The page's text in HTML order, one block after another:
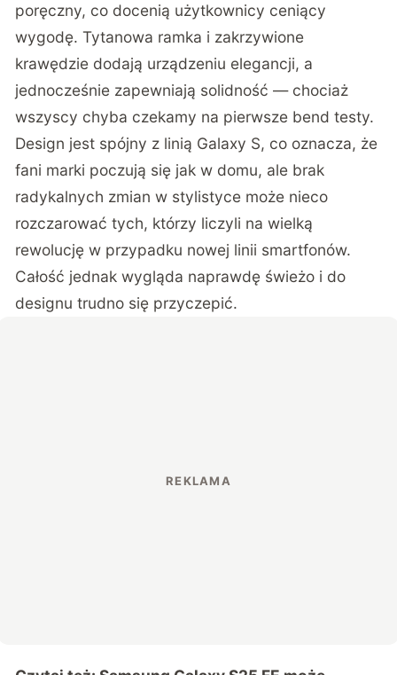
poręczny, co docenią użytkownicy ceniący
wygodę. Tytanowa ramka i zakrzywione
krawędzie dodają urządzeniu elegancji, a
jednocześnie zapewniają solidność — chociaż
wszyscy chyba czekamy na pierwsze bend testy.
Design jest spójny z linią Galaxy S, co oznacza, że
fani marki poczują się jak w domu, ale brak
radykalnych zmian w stylistyce może nieco
rozczarować tych, którzy liczyli na wielką
rewolucję w przypadku nowej linii smartfonów.
Całość jednak wygląda naprawdę świeżo i do
designu trudno się przyczepić.